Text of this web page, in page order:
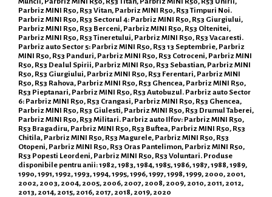
Parbriz MINI R50, R53 Vitan, Parbriz MINI R50, R53 Timpuri Noi.
Parbriz MINI R50, R53 Sectorul 4: Parbriz MINI R50, R53 Giurgiului,
Parbriz MINI R50, R53 Berceni, Parbriz MINI R50, R53 Oltenitei,
Parbriz MINI R50, R53 Tineretului, Parbriz MINI R50, R53 Vacaresti.
Parbriz auto Sector 5: Parbriz MINI R50, R53 13 Septembrie, Parbriz
MINI R50, R53 Panduri, Parbriz MINI R50, R53 Cotroceni, Parbriz MINI
R50, R53 Dealul Spirii, Parbriz MINI R50, R53 Sebastian, Parbriz MINI
R50, R53 Giurgiului, Parbriz MINI R50, R53 Ferentari, Parbriz MINI
R50, R53 Rahova, Parbriz MINI R50, R53 Ghencea, Parbriz MINI R50,
R53 Pieptanari, Parbriz MINI R50, R53 Autobuzul. Parbriz auto Sector
6: Parbriz MINI R50, R53 Crangasi, Parbriz MINI R50, R53 Ghencea,
Parbriz MINI R50, R53 Giulesti, Parbriz MINI R50, R53 Drumul Taberei,
Parbriz MINI R50, R53 Militari. Parbriz auto Ilfov: Parbriz MINI R50,
R53 Bragadiru, Parbriz MINI R50, R53 Buftea, Parbriz MINI R50, R53
Chitila, Parbriz MINI R50, R53 Magurele, Parbriz MINI R50, R53
Otopeni, Parbriz MINI R50, R53 Oras Pantelimon, Parbriz MINI R50,
R53 Popesti Leordeni, Parbriz MINI R50, R53 Voluntari. Produse
disponibile pentru anii: 1982, 1983, 1984, 1985, 1986, 1987, 1988, 1989,
1990, 1991, 1992, 1993, 1994, 1995, 1996, 1997, 1998, 1999, 2000, 2001,
2002, 2003, 2004, 2005, 2006, 2007, 2008, 2009, 2010, 2011, 2012,
2013, 2014, 2015, 2016, 2017, 2018, 2019, 2020